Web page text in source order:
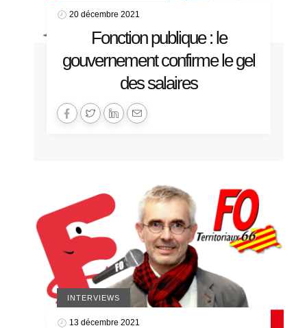
20 décembre 2021
Fonction publique : le
gouvernement confirme le gel
des salaires
INTERVIEWS
13 décembre 2021